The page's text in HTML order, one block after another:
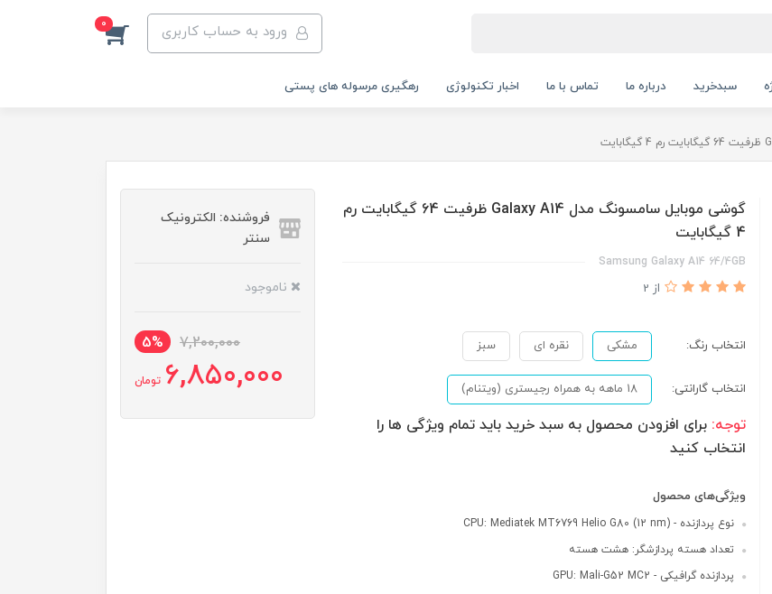
ورود به حساب کاربری 0
سبدخرید درباره ما تماس با ما اخبار تکنولوژی رهگیری مرسوله های پستی
گوشی موبایل سامسونگ مدل Galaxy A14 ظرفیت 64 گیگابایت رم
4 گیگابایت
Samsung Galaxy A14 64/4GB
از 2
انتخاب رنگ: مشکی نقره ای سبز
انتخاب گارانتی: 18 ماهه به همراه رجیستری (ویتنام)
توجه: برای افزودن محصول به سبد خرید باید تمام ویژگی ها را
انتخاب کنید
ویژگی‌های محصول
نوع پردازنده - CPU: Mediatek MT6769 Helio G80 (12 nm)
تعداد هسته پردازشگر: هشت هسته
پردازنده گرافیکی - GPU: Mali-G52 MC2
فروشنده: الکترونیک
سنتر
ناموجود
7,200,000
5%
6,850,000 تومان